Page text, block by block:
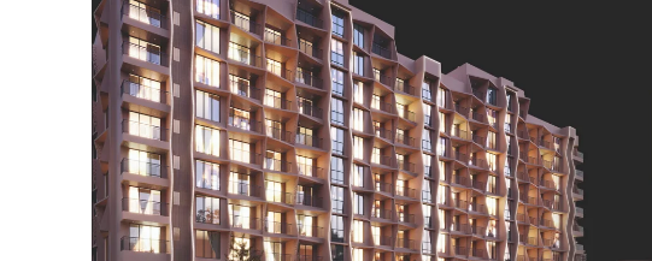
SUBSCRIBE NOW